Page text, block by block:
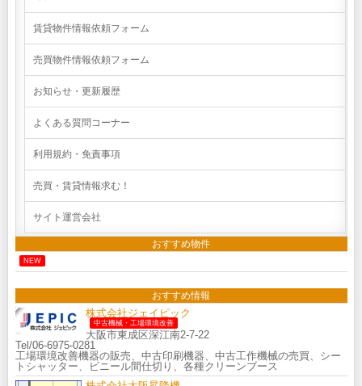
賃貸物件情報依頼フォーム
売買物件情報依頼フォーム
お知らせ・更新履歴
よくある質問コーナー
利用規約・免責事項
売買・賃貸情報求む！
サイト運営会社
おすすめ物件
NEW
おすすめ情報
株式会社ジェイピック
中古機械・工場環境改善
大阪市東成区深江南2-7-22
Tel/06-6975-0281
工場環境改善機器の販売、中古印刷機器、中古工作機械の売買、シー
トシャッター、ビニール間仕切り、各種クリーンブース